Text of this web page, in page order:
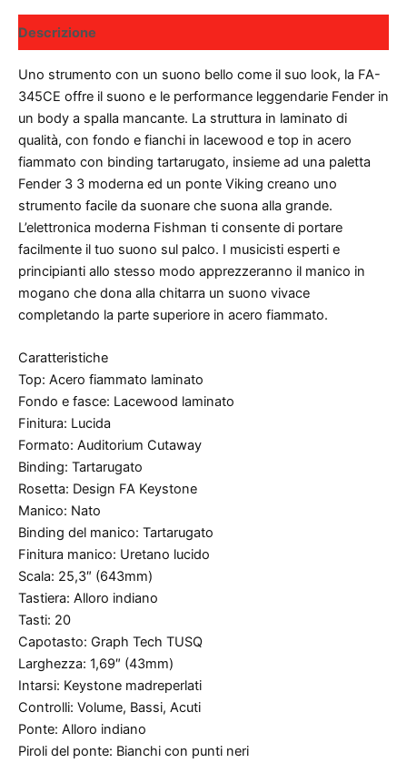
Descrizione
Uno strumento con un suono bello come il suo look, la FA-
345CE offre il suono e le performance leggendarie Fender in
un body a spalla mancante. La struttura in laminato di
qualità, con fondo e fianchi in lacewood e top in acero
fiammato con binding tartarugato, insieme ad una paletta
Fender 3 3 moderna ed un ponte Viking creano uno
strumento facile da suonare che suona alla grande.
L’elettronica moderna Fishman ti consente di portare
facilmente il tuo suono sul palco. I musicisti esperti e
principianti allo stesso modo apprezzeranno il manico in
mogano che dona alla chitarra un suono vivace
completando la parte superiore in acero fiammato.
Caratteristiche
Top: Acero fiammato laminato
Fondo e fasce: Lacewood laminato
Finitura: Lucida
Formato: Auditorium Cutaway
Binding: Tartarugato
Rosetta: Design FA Keystone
Manico: Nato
Binding del manico: Tartarugato
Finitura manico: Uretano lucido
Scala: 25,3″ (643mm)
Tastiera: Alloro indiano
Tasti: 20
Capotasto: Graph Tech TUSQ
Larghezza: 1,69″ (43mm)
Intarsi: Keystone madreperlati
Controlli: Volume, Bassi, Acuti
Ponte: Alloro indiano
Piroli del ponte: Bianchi con punti neri